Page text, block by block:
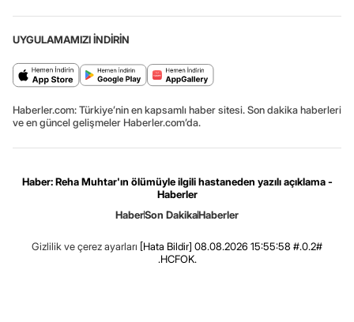
UYGULAMAMIZI İNDİRİN
Haberler.com: Türkiye’nin en kapsamlı haber sitesi. Son dakika haberleri
ve en güncel gelişmeler Haberler.com’da.
Haber: Reha Muhtar'ın ölümüyle ilgili hastaneden yazılı açıklama -
Haberler
HaberSon DakikaHaberler
Gizlilik ve çerez ayarları [Hata Bildir] 08.08.2026 15:55:58 #.0.2#
.HCFOK.